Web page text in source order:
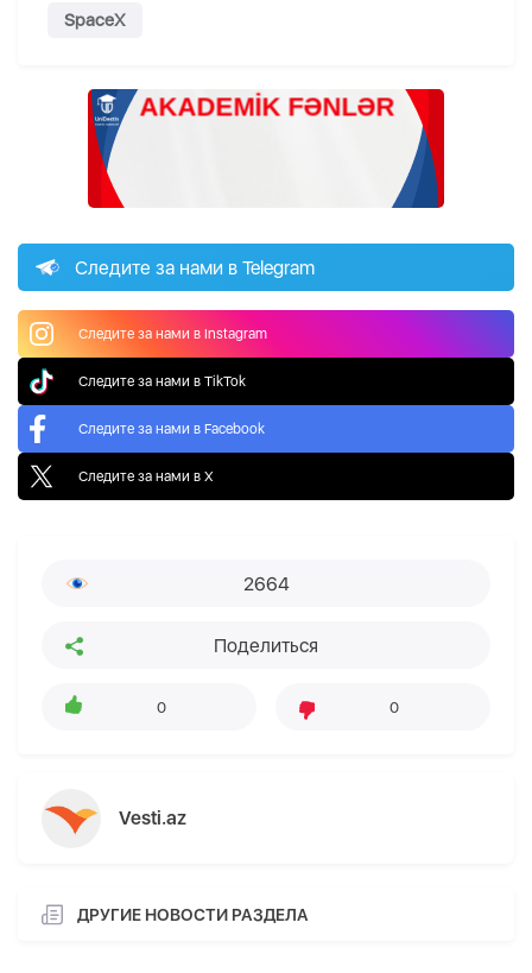
SpaceX
Следите за нами в Telegram
Следите за нами в Instagram
Следите за нами в TikTok
Следите за нами в Facebook
Следите за нами в X
2664
Поделиться
0 0
Vesti.az
ДРУГИЕ НОВОСТИ РАЗДЕЛА